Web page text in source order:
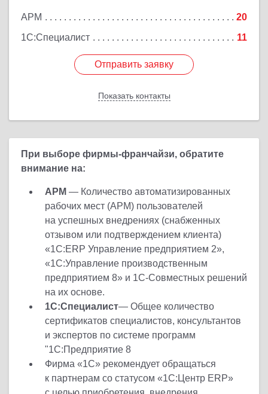
АРМ
20
1С:Специалист
11
Отправить заявку
Показать контакты
Подробнее
Отправить заявку
Назад
При выборе фирмы-франчайзи, обратите
внимание на:
АРМ — Количество автоматизированных
рабочих мест (АРМ) пользователей
на успешных внедрениях (снабженных
отзывом или подтверждением клиента)
«1С:ERP Управление предприятием 2»,
«1С:Управление производственным
предприятием 8» и 1С-Совместных решений
на их основе.
1С:Специалист— Общее количество
сертификатов специалистов, консультантов
и экспертов по системе программ
"1С:Предприятие 8
Фирма «1С» рекомендует обращаться
к партнерам со статусом «1С:Центр ERP»